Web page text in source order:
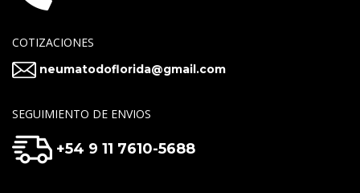
COTIZACIONES
neumatodoflorida@gmail.com
SEGUIMIENTO DE ENVIOS
+54 9 11 7610-5688